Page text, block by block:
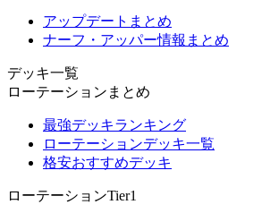
アップデートまとめ
ナーフ・アッパー情報まとめ
デッキ一覧
ローテーションまとめ
最強デッキランキング
ローテーションデッキ一覧
格安おすすめデッキ
ローテーションTier1